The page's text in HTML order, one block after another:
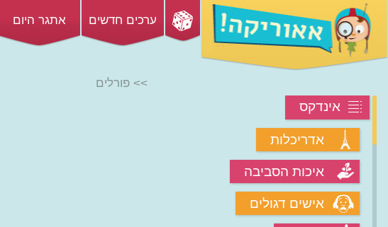
ערכים חדשים אתגר היום
אינדקס
אדריכלות
איכות הסביבה
אישים דגולים
>> פורלים